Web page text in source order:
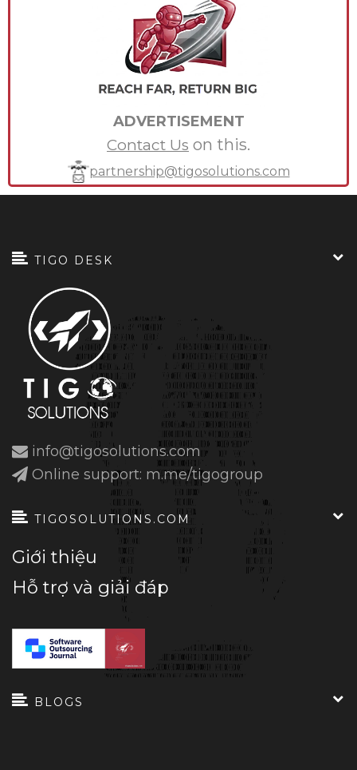
ADVERTISEMENT
Contact Us on this.
partnership@tigosolutions.com
TIGO DESK
info@tigosolutions.com
Online support: m.me/tigogroup
TIGOSOLUTIONS.COM
Giới thiệu
Hỗ trợ và giải đáp
BLOGS